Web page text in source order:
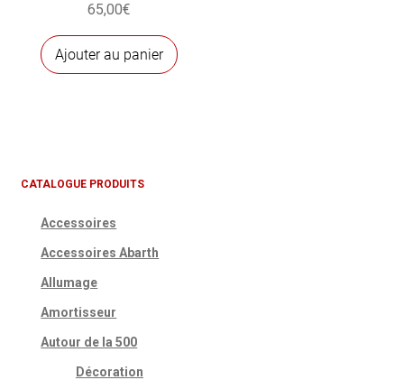
65,00€
Ajouter au panier
CATALOGUE PRODUITS
Accessoires
Accessoires Abarth
Allumage
Amortisseur
Autour de la 500
Décoration